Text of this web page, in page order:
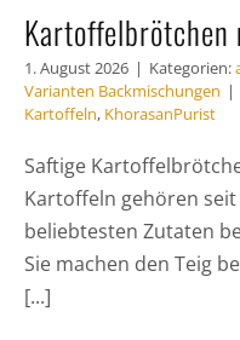
1. August 2026 | Kategorien:
Varianten Backmischungen |
Kartoffeln, KhorasanPurist
Saftige
Kartoffeln gehören
beliebtesten Zutaten
Sie machen den Teig
[...]